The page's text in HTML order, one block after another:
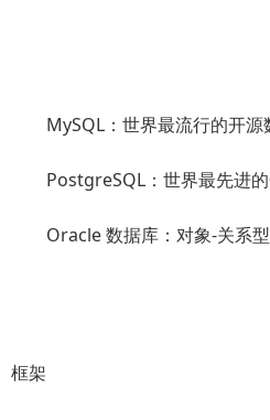
MySQL：世界最流行的开源
PostgreSQL：世界最先进的
Oracle 数据库：对象-关系型
框架